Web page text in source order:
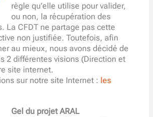
règle qu’elle utilise pour valider,
ou non, la récupération des
La CFDT ne partage pas cette
non justifiée. Toutefois, afin
au mieux, nous avons décidé de
2 différentes visions (Direction et
site internet.
sur notre site Internet : les
Gel du projet ARAL